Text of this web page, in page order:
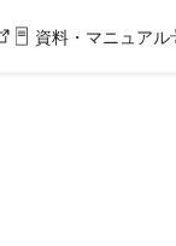
資料・マニュアル